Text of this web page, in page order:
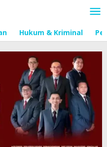
Hukum & Kriminal